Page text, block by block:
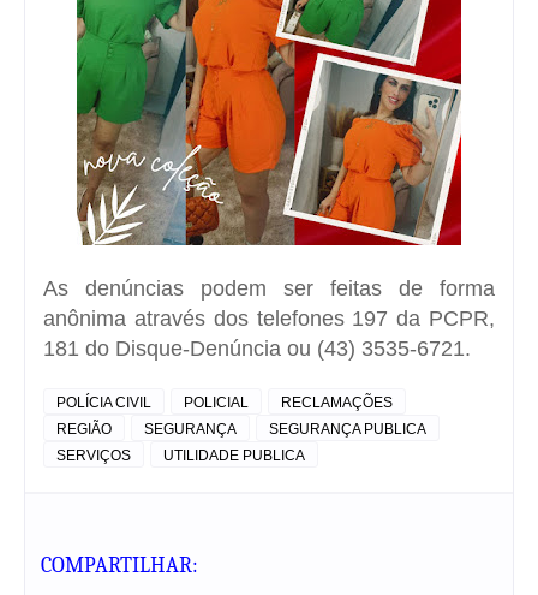
As denúncias podem ser feitas de forma
anônima através dos telefones 197 da PCPR,
181 do Disque-Denúncia ou (43) 3535-6721.
POLÍCIA CIVIL POLICIAL
RECLAMAÇÕES
REGIÃO
SEGURANÇA
SEGURANÇA PUBLICA
SERVIÇOS
UTILIDADE PUBLICA
COMPARTILHAR: